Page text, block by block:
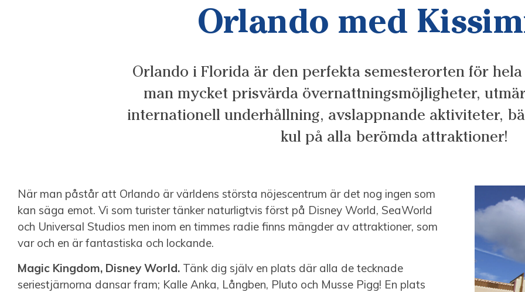
Orlando med
Orlando i Florida är den perfekta semesterorten för
man mycket prisvärda övernattningsmöjligheter,
internationell underhållning, avslappnande aktiviteter,
kul på alla berömda attraktioner!
När man påstår att Orlando är världens största nöjescentrum är det nog ingen som
kan säga emot. Vi som turister tänker naturligtvis först på Disney World, SeaWorld
och Universal Studios men inom en timmes radie finns mängder av attraktioner, som
var och en är fantastiska och lockande.
Magic Kingdom, Disney World. Tänk dig själv en plats där alla de tecknade
seriestjärnorna dansar fram; Kalle Anka, Långben, Pluto och Musse Pigg! En plats